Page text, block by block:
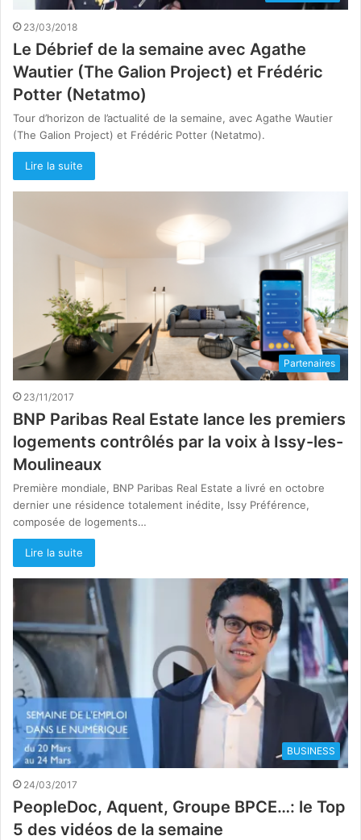
23/03/2018
Le Débrief de la semaine avec Agathe
Wautier (The Galion Project) et Frédéric
Potter (Netatmo)
Tour d’horizon de l’actualité de la semaine, avec Agathe Wautier
(The Galion Project) et Frédéric Potter (Netatmo).
Lire la suite
Partenaires
23/11/2017
BNP Paribas Real Estate lance les premiers
logements contrôlés par la voix à Issy-les-
Moulineaux
Première mondiale, BNP Paribas Real Estate a livré en octobre
dernier une résidence totalement inédite, Issy Préférence,
composée de logements…
Lire la suite
BUSINESS
24/03/2017
PeopleDoc, Aquent, Groupe BPCE…: le Top
5 des vidéos de la semaine